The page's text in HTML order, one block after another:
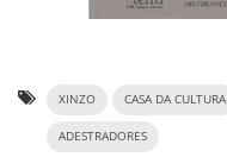
XINZO CASA DA CULTURA
ADESTRADORES